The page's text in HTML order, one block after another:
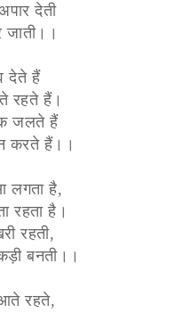
देती
जाती।।
देते हैं
रहते हैं।
जलते हैं
करते हैं।।
लगता है,
रहता है।
रहती,
बनती।।
रहते,